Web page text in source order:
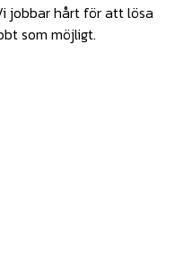
jobbar hårt för att lösa
som möjligt.